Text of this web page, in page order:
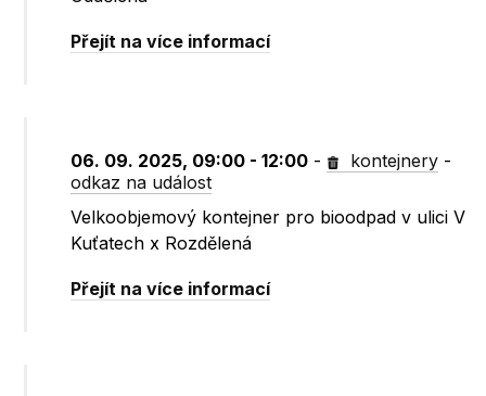
Přejít na více informací
06. 09. 2025, 09:00 - 12:00 - kontejnery -
odkaz na událost
Velkoobjemový kontejner pro bioodpad v ulici V
Kuťatech x Rozdělená
Přejít na více informací